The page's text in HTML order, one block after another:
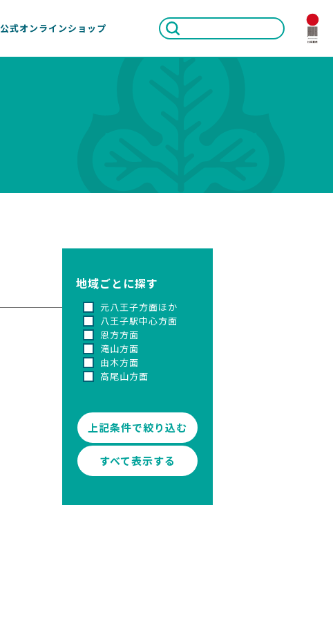
公式オンラインショップ
地域ごとに探す
元八王子方面ほか
八王子駅中心方面
恩方方面
滝山方面
由木方面
高尾山方面
すべて表示する